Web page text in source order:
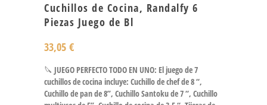
Cuchillos de Cocina, Randalfy 6
Piezas Juego de Bl
33,05 €
🔪 JUEGO PERFECTO TODO EN UNO: El juego de 7
cuchillos de cocina incluye: Cuchillo de chef de 8 “,
Cuchillo de pan de 8”, Cuchillo Santoku de 7 “, Cuchillo